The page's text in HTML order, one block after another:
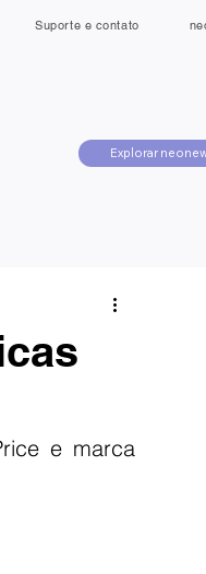
Explorar
Suporte e contato
e marca